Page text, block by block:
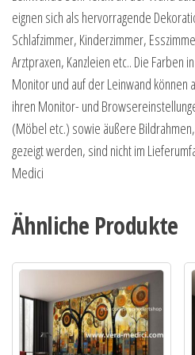
eignen sich als hervorragende
Schlafzimmer, Kinderzimmer,
Arztpraxen, Kanzleien etc.. Die Farben
Monitor und auf der Leinwand können
ihren Monitor- und
(Möbel etc.) sowie äußere
gezeigt werden, sind nicht im
Medici
Ähnliche Produkte